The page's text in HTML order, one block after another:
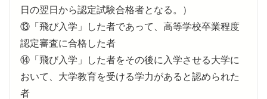
日の翌日から認定試験合格者となる。）
⑬「飛び入学」した者であって、高等学校卒業程度
認定審査に合格した者
⑭「飛び入学」した者をその後に入学させる大学に
おいて、大学教育を受ける学力があると認められた
者